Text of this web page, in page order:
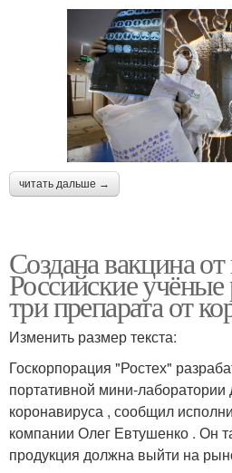
читать дальше →
Создана вакцина
Российские
три препарата от
Изменить размер текста:
Госкорпорация "Ростех"
портативной мини-лаборатории
коронавируса , сообщил
компании Олег Евтушенко . Он
продукция должна выйти на